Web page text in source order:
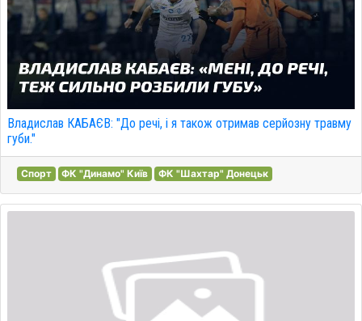
Владислав КАБАЄВ: "До речі, і я також отримав серйозну травму
губи."
Спорт ФК "Динамо" Київ ФК "Шахтар" Донецьк